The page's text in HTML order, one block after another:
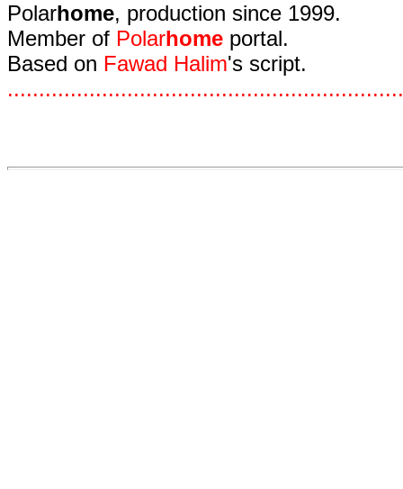
Polarhome, production since 1999.
Member of Polarhome portal.
Based on Fawad Halim's script.
...............................................................